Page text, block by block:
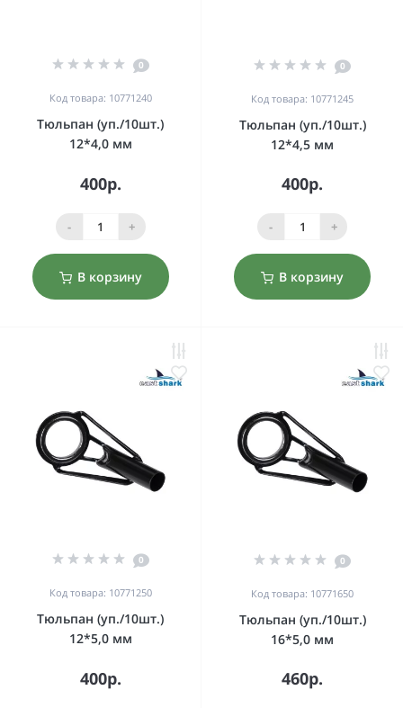
0
Код товара: 10771240
Тюльпан (уп./10шт.)
12*4,0 мм
400р.
- +
В корзину
0
Код товара: 10771245
Тюльпан (уп./10шт.)
12*4,5 мм
400р.
- +
В корзину
0
Код товара: 10771250
Тюльпан (уп./10шт.)
12*5,0 мм
400р.
0
Код товара: 10771650
Тюльпан (уп./10шт.)
16*5,0 мм
460р.